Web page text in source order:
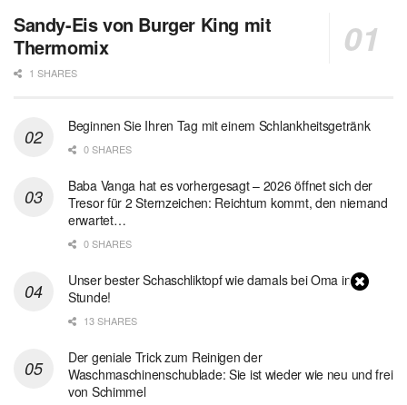
Sandy-Eis von Burger King mit
Thermomix
1 SHARES
Beginnen Sie Ihren Tag mit einem Schlankheitsgetränk
0 SHARES
Baba Vanga hat es vorhergesagt – 2026 öffnet sich der
Tresor für 2 Sternzeichen: Reichtum kommt, den niemand
erwartet…
0 SHARES
Unser bester Schaschliktopf wie damals bei Oma in 1
Stunde!
13 SHARES
Der geniale Trick zum Reinigen der
Waschmaschinenschublade: Sie ist wieder wie neu und frei
von Schimmel